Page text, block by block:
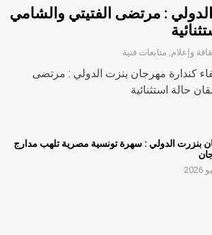
: مرتضى الفتيتي والشامي
وإعلام متابعات فنية
كندارة مهرجان بنزت الدولي : مرتضى
حالة استثنائية
بنزرت الدولي : سهرة تونسية مصرية تلهب مدارج